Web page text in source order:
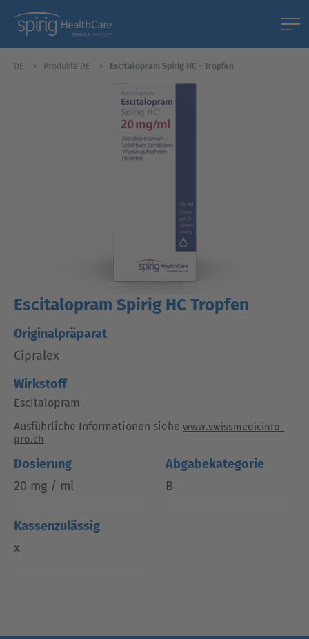
DE Produkte DE Escitalopram Spirig HC - Tropfen
Escitalopram Spirig HC Tropfen
Originalpräparat
Cipralex
Wirkstoff
Escitalopram
Ausführliche Informationen siehe www.swissmedicinfo-
pro.ch
Dosierung
20 mg / ml
Abgabekategorie
B
Kassenzulässig
x